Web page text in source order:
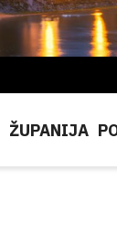
ŽUPANIJA